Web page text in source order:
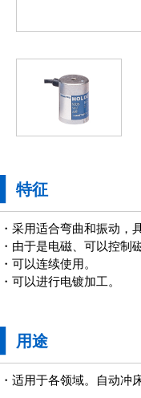
特征
・采用适合弯曲和振动，
・由于是电磁、可以控制
・可以连续使用。
・可以进行电镀加工。
用途
・适用于各领域。自动